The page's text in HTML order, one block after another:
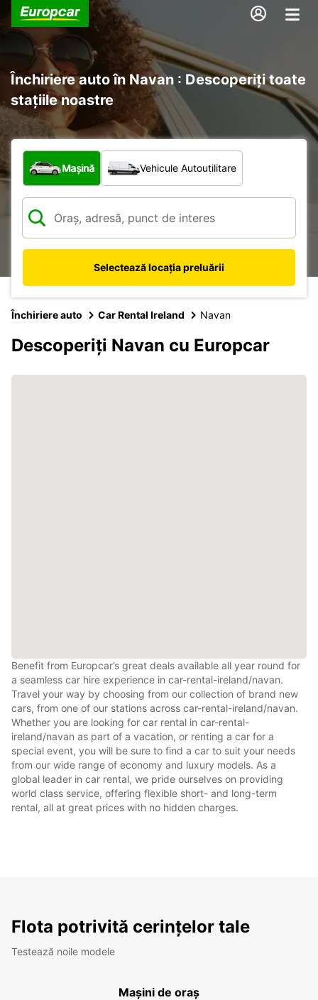
Închiriere auto în Navan : Descoperiți toate
stațiile noastre
Ce tip de vehicul?
Mașină Vehicule Autoutilitare
Selectează locația preluării
Închiriere auto Car Rental Ireland Navan
Descoperiți Navan cu Europcar
Benefit from Europcar’s great deals available all year round for
a seamless car hire experience in car-rental-ireland/navan.
Travel your way by choosing from our collection of brand new
cars, from one of our stations across car-rental-ireland/navan.
Whether you are looking for car rental in car-rental-
ireland/navan as part of a vacation, or renting a car for a
special event, you will be sure to find a car to suit your needs
from our wide range of economy and luxury models. As a
global leader in car rental, we pride ourselves on providing
world class service, offering flexible short- and long-term
rental, all at great prices with no hidden charges.
Flota potrivită cerințelor tale
Testează noile modele
Mașini de oraș